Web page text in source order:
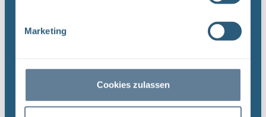
Marketing
Cookies zulassen